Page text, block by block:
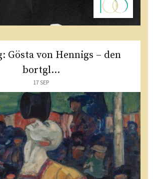
Gösta von Hennigs – den
bortgl...
17 SEP